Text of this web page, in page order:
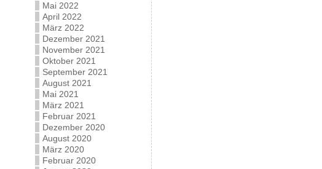
Mai 2022
April 2022
März 2022
Dezember 2021
November 2021
Oktober 2021
September 2021
August 2021
Mai 2021
März 2021
Februar 2021
Dezember 2020
August 2020
März 2020
Februar 2020